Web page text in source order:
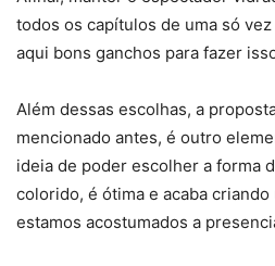
todos os capítulos de uma só
aqui bons ganchos para fazer
Além dessas escolhas, a
mencionado antes, é outro
ideia de poder escolher a forma
colorido, é ótima e acaba criando
estamos acostumados a